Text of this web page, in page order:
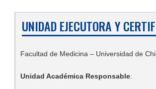
UNIDAD EJECUTORA Y
Facultad de Medicina – Universidad de
Unidad Académica Responsable: